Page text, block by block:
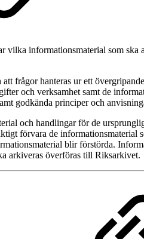
vilka informationsmaterial som
frågor hanteras ur ett
och verksamhet samt de
godkända principer och
och handlingar för de
förvara de
blir förstörda.
arkiveras överföras till Riksarkivet.